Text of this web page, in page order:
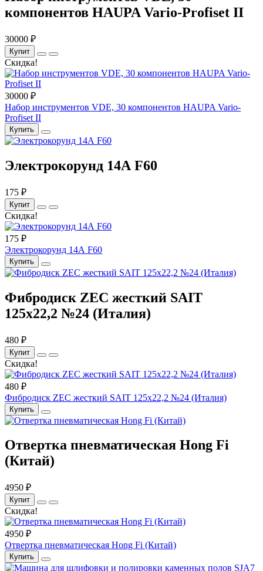
компонентов HAUPA Vario-Profiset II
30000 ₽
Купит
Скидка!
30000 ₽
Набор инструментов VDE, 30 компонентов HAUPA Vario-
Profiset II
Купить
Электрокорунд 14А F60
175 ₽
Купит
Скидка!
175 ₽
Электрокорунд 14А F60
Купить
Фибродиск ZEC жесткий SAIT
125х22,2 №24 (Италия)
480 ₽
Купит
Скидка!
480 ₽
Фибродиск ZEC жесткий SAIT 125х22,2 №24 (Италия)
Купить
Отвертка пневматическая Hong Fi
(Китай)
4950 ₽
Купит
Скидка!
4950 ₽
Отвертка пневматическая Hong Fi (Китай)
Купить